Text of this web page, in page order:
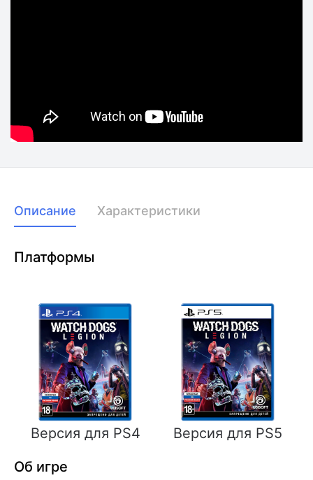
Описание Характеристики
Платформы
Версия для PS4
Версия для PS5
Об игре